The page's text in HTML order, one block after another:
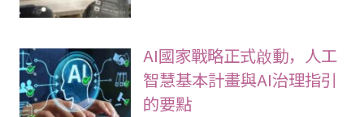
AI國家戰略正式啟動，人工
智慧基本計畫與AI治理指引
的要點